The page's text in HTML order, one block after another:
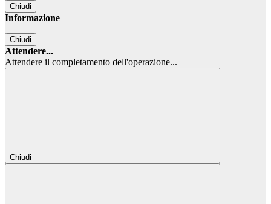
Chiudi
Informazione
Chiudi
Attendere...
Attendere il completamento dell'operazione...
Chiudi